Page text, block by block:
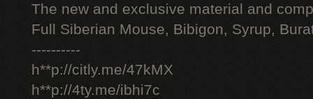
The new and exclusive material and
Full Siberian Mouse, Bibigon, Syrup,
----------
h**p://citly.me/47kMX
h**p://4ty.me/ibhi7c